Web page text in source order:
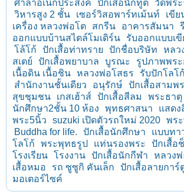
ศาลาอเนกประสงค์
ปักเสื้อนักทูต
วัดพร
วิหารสูง 2 ชั้น
เซอร์วิสอพาร์ทเม้นท์ เขี
เครื่อง หลวงพ่อโต
สกรีน อาคารสัมนา
ออกแบบบ้านสไตล์โมเดิร์น
รับออกแบบเ
โล้โก้
ปักเสื้อท่าทราย ปักชื่อบริษัท หลว
สเตย์
ปักเสื้อพยาบาล บูรณะ
รูปภาพพระ
เนื้อดิน เนื้อชิน หลวงพ่อโสธร รับปักโลโก้
สำนักงานชั้นเดียว
อนุรักษ์ ปักเสื้อสามพ
สุขชุมชน
เกสเฮ้าส์ ปักเสื้อสีลม พระธาตุ
นักศึกษา2ชั้น 10 ห้อง
พุทธศาสนา แสดง
พระ5นิ้ว
suzuki เปิดตัวรถใหม่ 2020 พร
Buddha for life.
ปักเสื้อนักศึกษา แบบทา
โลโก้
พระพุทธรูป แท่นรองพระ ปักเสื้อ
โรงเรียน โรงงาน ปักเสื้อนักกีฬา หลวง
เสื้อหมอ
รถ ซูซูกิ คันเล็ก ปักเสื้อลายการ์
มอเตอร์ไซค์